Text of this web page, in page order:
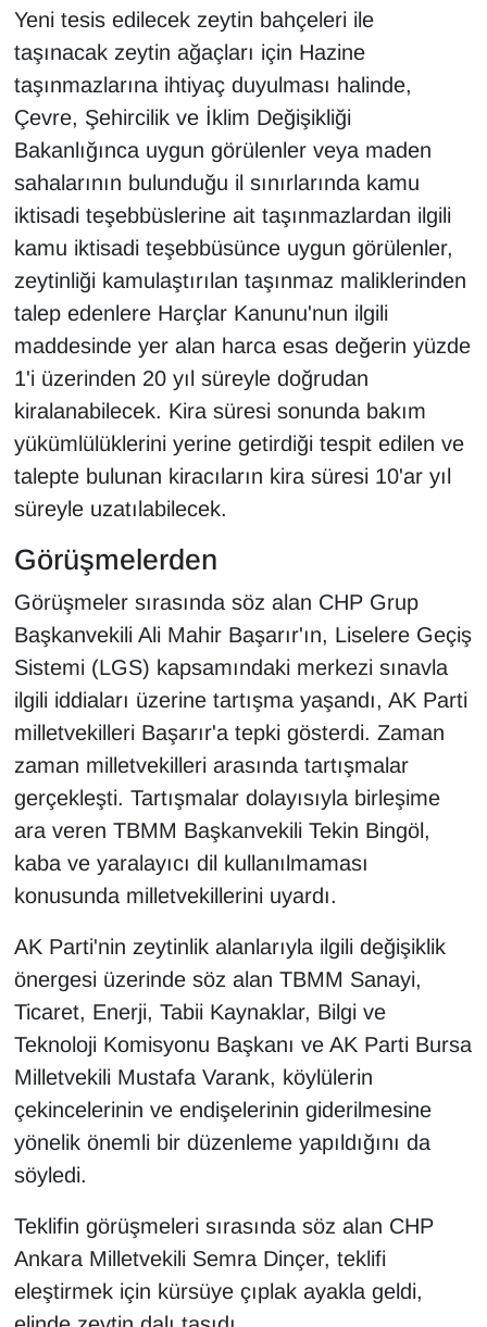
Yeni tesis edilecek zeytin bahçeleri ile
taşınacak zeytin ağaçları için Hazine
taşınmazlarına ihtiyaç duyulması halinde,
Çevre, Şehircilik ve İklim Değişikliği
Bakanlığınca uygun görülenler veya maden
sahalarının bulunduğu il sınırlarında kamu
iktisadi teşebbüslerine ait taşınmazlardan ilgili
kamu iktisadi teşebbüsünce uygun görülenler,
zeytinliği kamulaştırılan taşınmaz maliklerinden
talep edenlere Harçlar Kanunu'nun ilgili
maddesinde yer alan harca esas değerin yüzde
1'i üzerinden 20 yıl süreyle doğrudan
kiralanabilecek. Kira süresi sonunda bakım
yükümlülüklerini yerine getirdiği tespit edilen ve
talepte bulunan kiracıların kira süresi 10'ar yıl
süreyle uzatılabilecek.
Görüşmelerden
Görüşmeler sırasında söz alan CHP Grup
Başkanvekili Ali Mahir Başarır'ın, Liselere Geçiş
Sistemi (LGS) kapsamındaki merkezi sınavla
ilgili iddiaları üzerine tartışma yaşandı, AK Parti
milletvekilleri Başarır'a tepki gösterdi. Zaman
zaman milletvekilleri arasında tartışmalar
gerçekleşti. Tartışmalar dolayısıyla birleşime
ara veren TBMM Başkanvekili Tekin Bingöl,
kaba ve yaralayıcı dil kullanılmaması
konusunda milletvekillerini uyardı.
AK Parti'nin zeytinlik alanlarıyla ilgili değişiklik
önergesi üzerinde söz alan TBMM Sanayi,
Ticaret, Enerji, Tabii Kaynaklar, Bilgi ve
Teknoloji Komisyonu Başkanı ve AK Parti Bursa
Milletvekili Mustafa Varank, köylülerin
çekincelerinin ve endişelerinin giderilmesine
yönelik önemli bir düzenleme yapıldığını da
söyledi.
Teklifin görüşmeleri sırasında söz alan CHP
Ankara Milletvekili Semra Dinçer, teklifi
eleştirmek için kürsüye çıplak ayakla geldi,